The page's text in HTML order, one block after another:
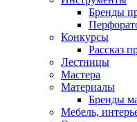
Бренды
Конкурсы
Рассказ
Лестницы
Мастера
Материалы
Бренды
Мебель,